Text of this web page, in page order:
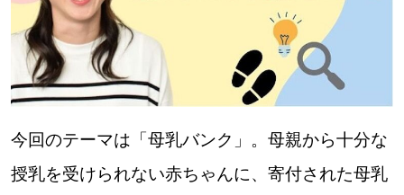
【いろんな価値観や生き方に触れたい】
Sitakke編集部 IKU
【まったり楽しみたい】
今回のテーマは「母乳バンク」。母親から十分な
授乳を受けられない赤ちゃんに、寄付された母乳